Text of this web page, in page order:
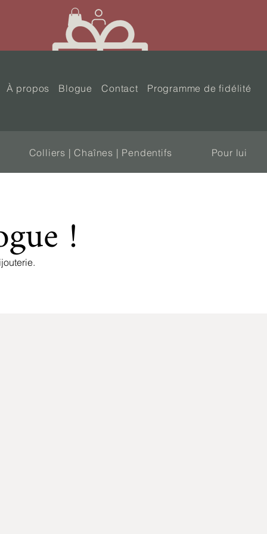
À propos Blogue Contact Programme de fidélité
Colliers | Chaînes | Pendentifs Pour lui
!